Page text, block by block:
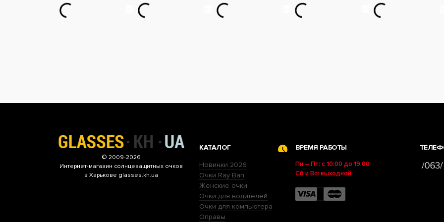
© 2009-2026
Интернет-магазин солнцезащитных очков
в Харькове glasses.kh.ua
КАТАЛОГ
Новинки 2026
Очки Ray Ban
Женские очки
Очки для водителей
Очки для компьютера
Оправы
ВРЕМЯ РАБОТЫ
Пн – Пт: с 10:00 до 19:00
Сб и Вс: выходной